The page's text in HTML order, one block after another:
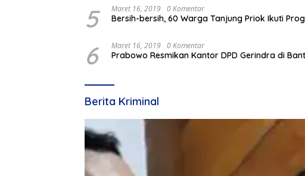
5 Maret 16, 2019 0 Komentar
Bersih-bersih, 60 Warga Tanjung Priok Ikuti
6 Maret 16, 2019 0 Komentar
Prabowo Resmikan Kantor DPD Gerindra di
Berita Kriminal